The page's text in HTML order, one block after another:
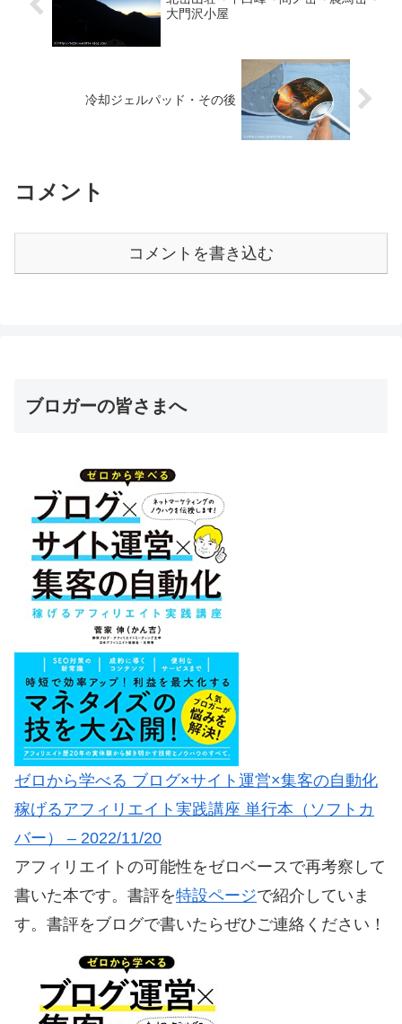
大門沢小屋
冷却ジェルパッド・その後
コメント
コメントを書き込む
ブロガーの皆さまへ
ゼロから学べる ブログ×サイト運営×集客の自動化
稼げるアフィリエイト実践講座 単行本（ソフトカ
バー） – 2022/11/20
アフィリエイトの可能性をゼロベースで再考察して
書いた本です。書評を特設ページで紹介していま
す。書評をブログで書いたらぜひご連絡ください！